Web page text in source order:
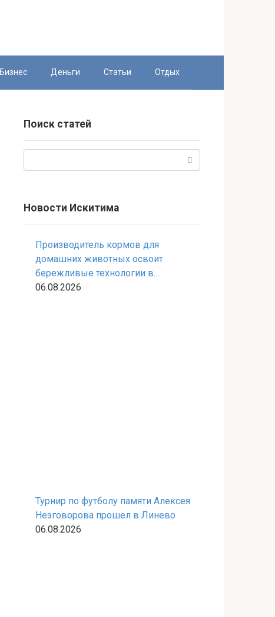
Бизнес Деньги Статьи Отдых
Поиск статей
Новости Искитима
Производитель кормов для
домашних животных освоит
бережливые технологии в
федпроекте
06.08.2026
Турнир по футболу памяти Алексея
Незговорова прошел в Линево
06.08.2026